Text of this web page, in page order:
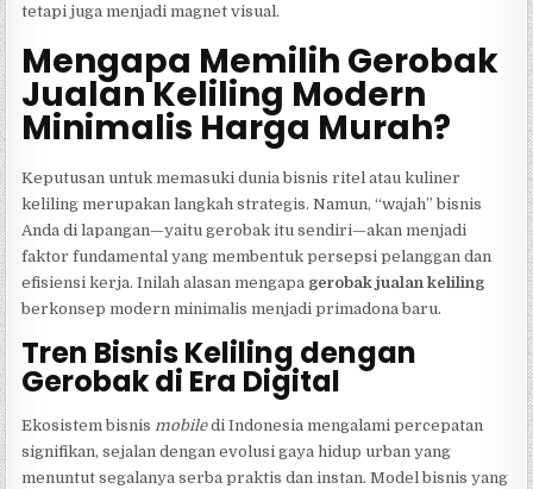
tetapi juga menjadi magnet visual.
Mengapa Memilih Gerobak
Jualan Keliling Modern
Minimalis Harga Murah?
Keputusan untuk memasuki dunia bisnis ritel atau kuliner
keliling merupakan langkah strategis. Namun, “wajah” bisnis
Anda di lapangan—yaitu gerobak itu sendiri—akan menjadi
faktor fundamental yang membentuk persepsi pelanggan dan
efisiensi kerja. Inilah alasan mengapa gerobak jualan keliling
berkonsep modern minimalis menjadi primadona baru.
Tren Bisnis Keliling dengan
Gerobak di Era Digital
Ekosistem bisnismobiledi Indonesia mengalami percepatan
signifikan, sejalan dengan evolusi gaya hidup urban yang
menuntut segalanya serba praktis dan instan. Model bisnis yang